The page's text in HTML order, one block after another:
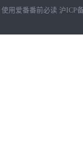
使用爱番番前必读 沪ICP